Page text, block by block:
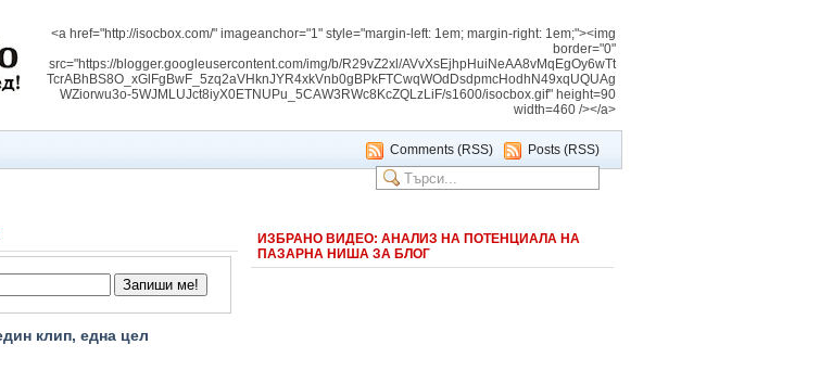
<a href="http://isocbox.com/" imageanchor="1" style="margin-left: 1em; margin-right: 1em;"><img
border="0"
src="https://blogger.googleusercontent.com/img/b/R29vZ2xl/AVvXsEjhpHuiNeAA8vMqEgOy6wTt
TcrABhBS8O_xGlFgBwF_5zq2aVHknJYR4xkVnb0gBPkFTCwqWOdDsdpmcHodhN49xqUQUAg
WZiorwu3o-5WJMLUJct8iyX0ETNUPu_5CAW3RWc8KcZQLzLiF/s1600/isocbox.gif" height=90
width=460 /></a>
Posts (RSS)
Comments (RSS)
клип, една цел
ИЗБРАНО ВИДЕО: АНАЛИЗ НА ПОТЕНЦИАЛА НА
ПАЗАРНА НИША ЗА БЛОГ